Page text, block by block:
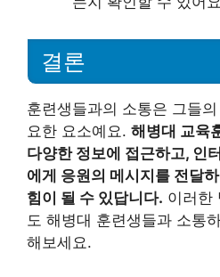
결론
훈련생들과의 소통은 그들
요한 요소예요. 해병대 교육
다양한 정보에 접근하고, 인
에게 응원의 메시지를 전달
힘이 될 수 있답니다. 이러한
도 해병대 훈련생들과 소통
해보세요.